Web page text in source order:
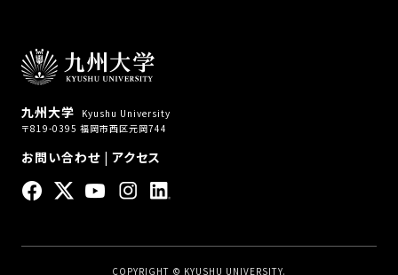
九州大学
Kyushu University
〒819-0395 福岡市西区元岡744
お問い合わせ| アクセス
COPYRIGHT © KYUSHU UNIVERSITY.